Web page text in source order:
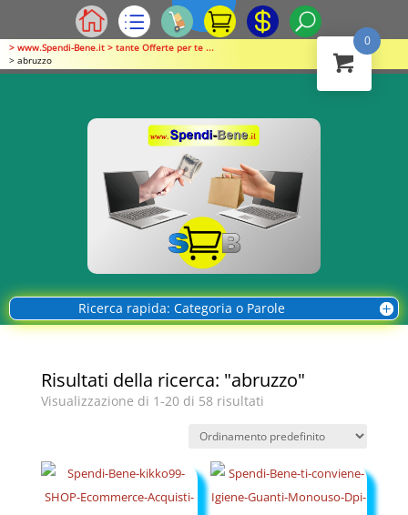
> www.Spendi-Bene.it > tante Offerte per te ...
> abruzzo
Ricerca rapida: Categoria o Parole
Risultati della ricerca: "abruzzo"
Visualizzazione di 1-20 di 58 risultati
0